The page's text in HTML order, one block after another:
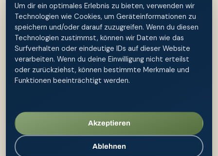
Um dir ein optimales Erlebnis zu bieten, verwenden wir
Technologien wie Cookies, um Geräteinformationen zu
speichern und/oder darauf zuzugreifen. Wenn du diesen
Technologien zustimmst, können wir Daten wie das
Surfverhalten oder eindeutige IDs auf dieser Website
verarbeiten. Wenn du deine Einwilligung nicht erteilst
oder zurückziehst, können bestimmte Merkmale und
Funktionen beeinträchtigt werden.
Akzeptieren
Ablehnen
weniger sauber und sorgfältiges Trockentupfen
sind die Grundschritte. Handschuhe werden
situationsgerecht eingesetzt und zwischen
Arbeitsschritten gewechselt. Gemeinschaftlich
genutzte Düsen sind zu vermeiden; Produkte
werden personenbezogen gekennzeichnet, geleert
und offen getrocknet.
Geruch, Fieber, Schmerzen, Blut oder eine rasche
Verschlechterung müssen pflegefachlich
beziehungsweise ärztlich beurteilt werden.
Verordnete Hautschutz- oder Wundkonzepte